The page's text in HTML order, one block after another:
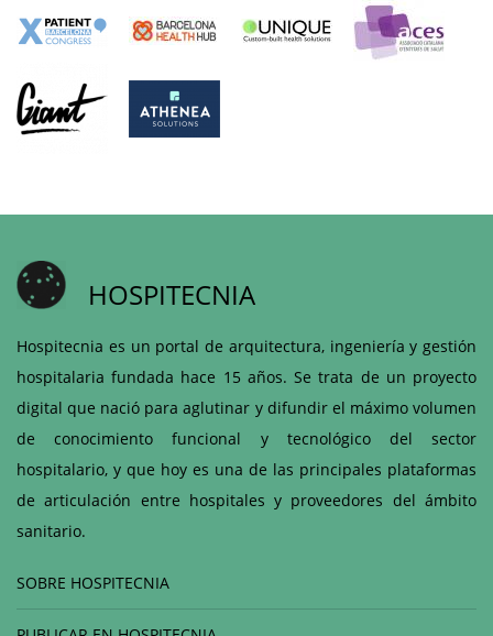
HOSPITECNIA
Hospitecnia es un portal de arquitectura, ingeniería y gestión
hospitalaria fundada hace 15 años. Se trata de un proyecto
digital que nació para aglutinar y difundir el máximo volumen
de conocimiento funcional y tecnológico del sector
hospitalario, y que hoy es una de las principales plataformas
de articulación entre hospitales y proveedores del ámbito
sanitario.
SOBRE HOSPITECNIA